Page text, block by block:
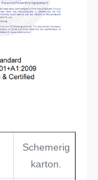
Schemerig
karton.